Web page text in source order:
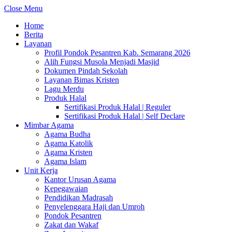
Close Menu
Home
Berita
Layanan
Profil Pondok Pesantren Kab. Semarang 2026
Alih Fungsi Musola Menjadi Masjid
Dokumen Pindah Sekolah
Layanan Bimas Kristen
Lagu Merdu
Produk Halal
Sertifikasi Produk Halal | Reguler
Sertifikasi Produk Halal | Self Declare
Mimbar Agama
Agama Budha
Agama Katolik
Agama Kristen
Agama Islam
Unit Kerja
Kantor Urusan Agama
Kepegawaian
Pendidikan Madrasah
Penyelenggara Haji dan Umroh
Pondok Pesantren
Zakat dan Wakaf